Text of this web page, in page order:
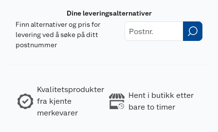
Dine leveringsalternativer
Finn alternativer og pris for
levering ved å søke på ditt
postnummer
Kvalitetsprodukter
fra kjente
merkevarer
Hent i butikk etter
bare to timer